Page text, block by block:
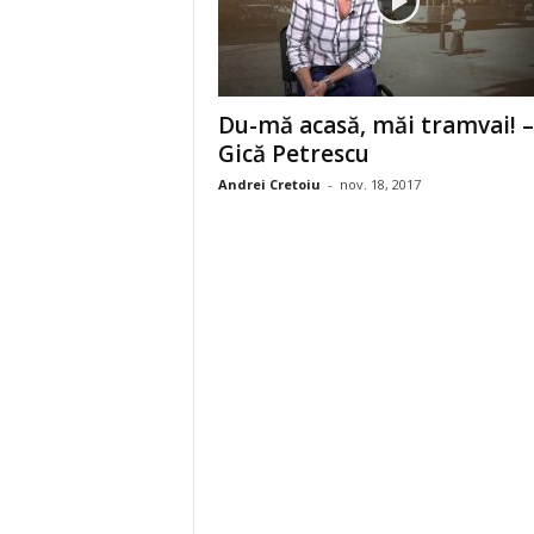
Du-mă acasă, măi tramvai! –
Gică Petrescu
Andrei Cretoiu - nov. 18, 2017